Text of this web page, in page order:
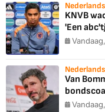
KNVB
'Een
Van